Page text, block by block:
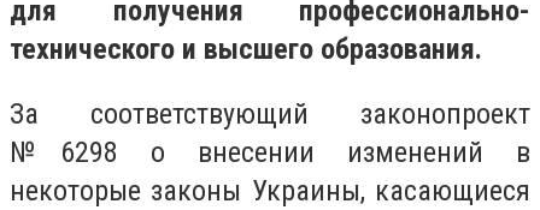
для получения профессионально-
технического и высшего образования.
За соответствующий законопроект
№6298 о внесении изменений в
некоторые законы Украины, касающиеся